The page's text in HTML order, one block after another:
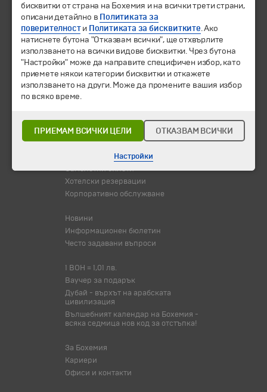
Екскурзии и почивки
Направления
Календар
Всички програми от А до Я
Горещи оферти
Потвърдени дати
Празници
Оферта на деня
Туристически обекти
Самолетни билети
Хотелски резервации
Корпоративно обслужване
Новини
Информационен бюлетин
Често задавани въпроси
1 BOH = 1,01 лв.
Ваучер за подарък
Дубай - върхът на арабската
цивилизация
Вълшебният календар на Бохемия -
всяка седмица нов код за отстъпка!
За Бохемия
Кариери
Офиси и контакти
бисквитки от страна на Бохемия и на всички трети страни,
описани детайлно в Политиката за
поверителности Политиката за бисквитките. Ако
натиснете бутона "Отказвам всички", ще отхвърлите
използването на всички видове бисквитки. Чрез бутона
"Настройки" може да направите специфичен избор, като
приемете някои категории бисквитки и откажете
използването на други. Може да промените вашия избор
по всяко време.
ПРИЕМАМ ВСИЧКИ ЦЕЛИ ОТКАЗВАМ ВСИЧКИ
Настройки